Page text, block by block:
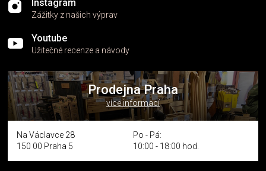
Instagram
Zážitky z našich výprav
Youtube
Užitečné recenze a návody
Prodejna Praha
více informací
Na Václavce 28
150 00 Praha 5
Po - Pá:
10:00 - 18:00 hod.